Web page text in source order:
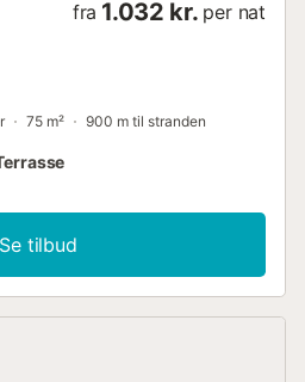
fra 1.032 kr. per nat
75 m² 900 m til stranden
Se tilbud